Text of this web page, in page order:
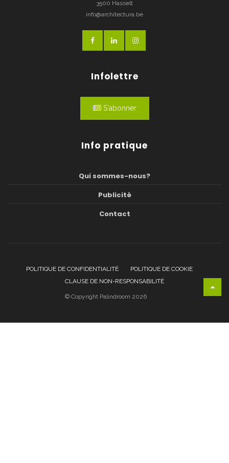
3500 Hasselt
info@architectura.be
Infolettre
S'abonner
Info pratique
Qui sommes-nous?
Publicité
Contact
POLITIQUE DE CONFIDENTIALITÉ
POLITIQUE DE COOKIE
CLAUSE DE NON-RESPONSABILITÉ
© Copyright Palindroom 2026